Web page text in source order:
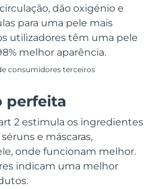
dão oxigénio e
para uma pele mais
utilizadores têm uma pele
melhor aparência.
consumidores terceiros
perfeita
2 estimula os ingredientes
e máscaras,
onde funcionam melhor.
indicam uma melhor